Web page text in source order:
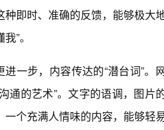
种即时、准确的反馈，能够极大
”。
进一步，内容传达的“潜台词”
通的艺术”。文字的语调，图
一个充满人情味的内容，能够轻